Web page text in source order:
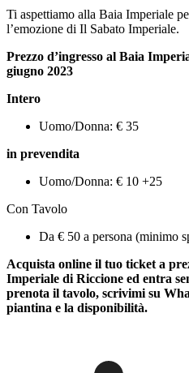
Ti aspettiamo alla Baia Imperiale
l’emozione di Il Sabato Imperiale.
Prezzo d’ingresso al Baia
giugno 2023
Intero
Uomo/Donna: € 35
in prevendita
Uomo/Donna: € 10 +25
Con Tavolo
Da € 50 a persona (minimo
Acquista online il tuo ticket a
Imperiale di Riccione ed entra
prenota il tavolo, scrivimi su
piantina e la disponibilità.